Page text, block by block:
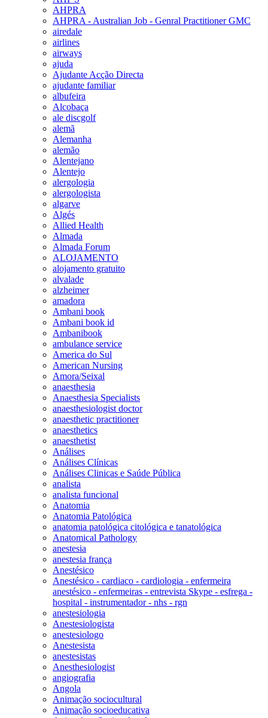
AHPRA
AHPRA - Australian Job - Genral Practitioner GMC
airedale
airlines
airways
ajuda
Ajudante Acção Directa
ajudante familiar
albufeira
Alcobaça
ale discgolf
alemã
Alemanha
alemão
Alentejano
Alentejo
alergologia
alergologista
algarve
Algés
Allied Health
Almada
Almada Forum
ALOJAMENTO
alojamento gratuito
alvalade
alzheimer
amadora
Ambani book
Ambani book id
Ambanibook
ambulance service
America do Sul
American Nursing
Amora/Seixal
anaesthesia
Anaesthesia Specialists
anaesthesiologist doctor
anaesthetic practitioner
anaesthetics
anaesthetist
Análises
Análises Clínicas
Análises Clinicas e Saúde Pública
analista
analista funcional
Anatomia
Anatomia Patológica
anatomia patológica citológica e tanatológica
Anatomical Pathology
anestesia
anestesia frança
Anestésico
Anestésico - cardiaco - cardiologia - enfermeira
anestésico - enfermeiras - entrevista Skype - esfrega -
hospital - instrumentador - nhs - rgn
anestesiologia
Anestesiologista
anestesiologo
Anestesista
anestesistas
Anesthesiologist
angiografia
Angola
Animação sociocultural
Animação socioeducativa